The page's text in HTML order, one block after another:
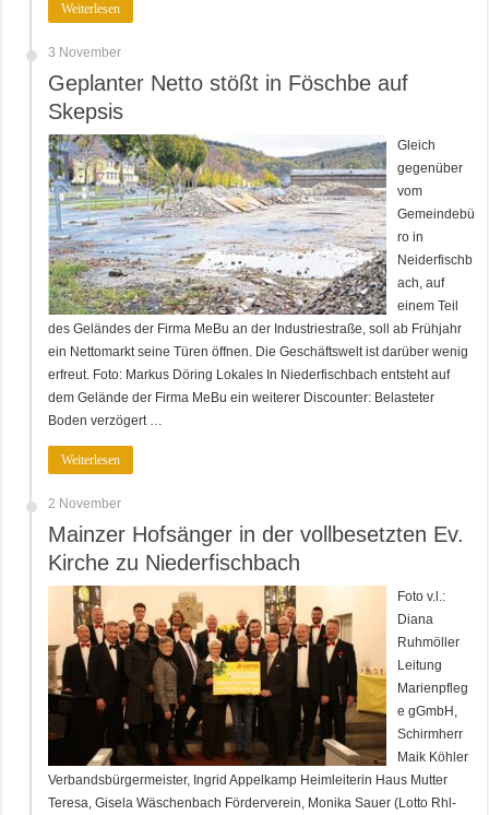
Weiterlesen
3 November
Geplanter Netto stößt in Föschbe auf
Skepsis
Gleich
gegenüber
vom
Gemeindebü
ro in
Neiderfischb
ach, auf
einem Teil
des Geländes der Firma MeBu an der Industriestraße, soll ab Frühjahr
ein Nettomarkt seine Türen öffnen. Die Geschäftswelt ist darüber wenig
erfreut. Foto: Markus Döring Lokales In Niederfischbach entsteht auf
dem Gelände der Firma MeBu ein weiterer Discounter: Belasteter
Boden verzögert …
Weiterlesen
2 November
Mainzer Hofsänger in der vollbesetzten Ev.
Kirche zu Niederfischbach
Foto v.l.:
Diana
Ruhmöller
Leitung
Marienpfleg
e gGmbH,
Schirmherr
Maik Köhler
Verbandsbürgermeister, Ingrid Appelkamp Heimleiterin Haus Mutter
Teresa, Gisela Wäschenbach Förderverein, Monika Sauer (Lotto Rhl-